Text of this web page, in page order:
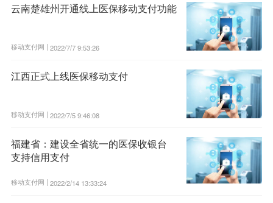
云南楚雄州开通线上医保移动支付功能
移动支付网 | 2022/7/7 9:53:26
江西正式上线医保移动支付
移动支付网 | 2022/7/5 9:46:08
福建省：建设全省统一的医保收银台
支持信用支付
移动支付网 | 2022/2/14 13:33:24